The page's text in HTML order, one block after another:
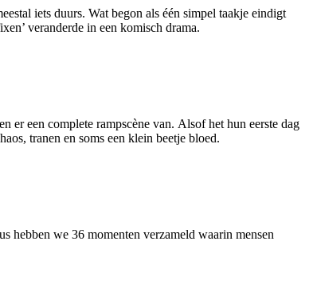
iets duurs. Wat begon als één simpel taakje eindigt
veranderde in een komisch drama.
er een complete rampscène van. Alsof het hun eerste dag
tranen en soms een klein beetje bloed.
hebben we 36 momenten verzameld waarin mensen